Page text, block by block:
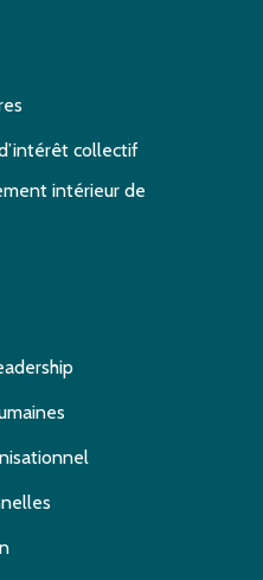
collectif
intérieur de